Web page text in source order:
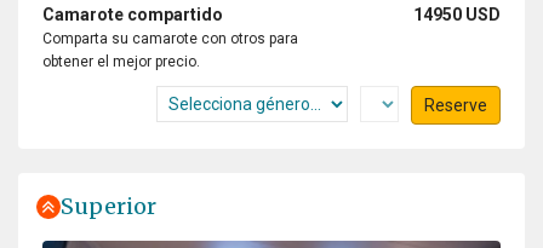
Camarote compartido 14950 USD
Comparta su camarote con otros para
obtener el mejor precio.
Reserve
Superior